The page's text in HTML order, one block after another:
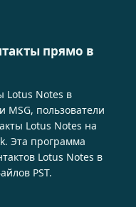
прямо в
Lotus Notes в
MSG, пользователи
Lotus Notes на
Эта программа
Lotus Notes в
PST.